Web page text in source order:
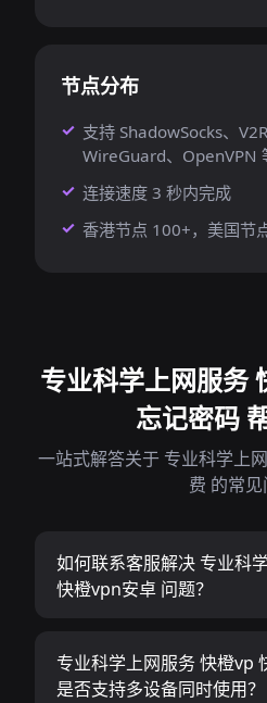
节点分布
支持 ShadowSocks、
WireGuard、OpenVPN
连接速度 3 秒内完成
香港节点 100+，美国节
专业科学上网服务
忘记密码
一站式解答关于 专业科学上
费 的常
如何联系客服解决 专业科
快橙vpn安卓 问题？
专业科学上网服务 快橙vp
是否支持多设备同时使用？